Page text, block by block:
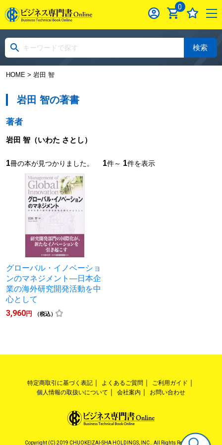
0
検索
HOME> 岩田 智
岩田 智の著書
著者
岩田 智（いわた さとし）
1冊の本が見つかりました。 1件～ 1件を表示
グローバル・イノベーショ
ンのマネジメント―日本企
業の海外研究開発活動を中
心として
3,960円 （税込）
特定商取引に基づく表記 よくあるご質問
ご利用ガイド
個人情報の取扱いについて
会社案内 お問い合わせ
Copyright (C) 2019 CHUOKEIZAI-SHA HOLDINGS, INC.. All Rights Reserved